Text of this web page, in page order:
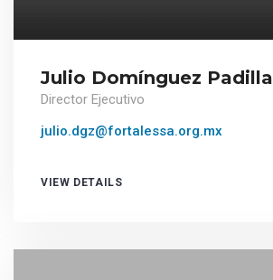
Julio Domínguez Padilla
Director Ejecutivo
julio.dgz@fortalessa.org.mx
VIEW DETAILS